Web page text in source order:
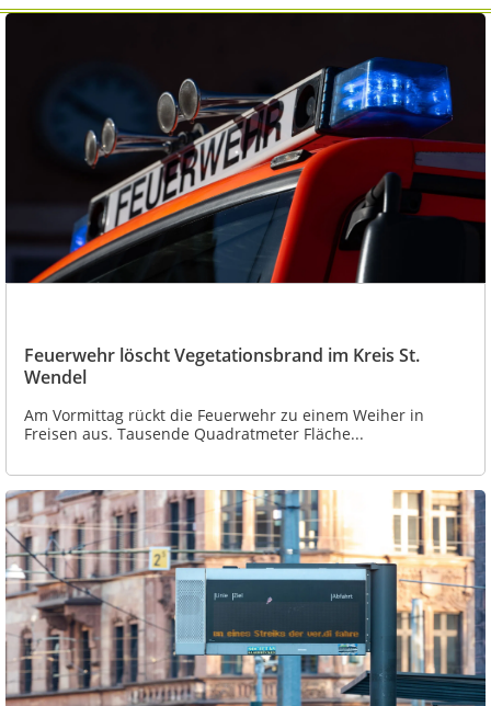
Feuerwehr löscht Vegetationsbrand im Kreis St.
Wendel
Am Vormittag rückt die Feuerwehr zu einem Weiher in
Freisen aus. Tausende Quadratmeter Fläche...